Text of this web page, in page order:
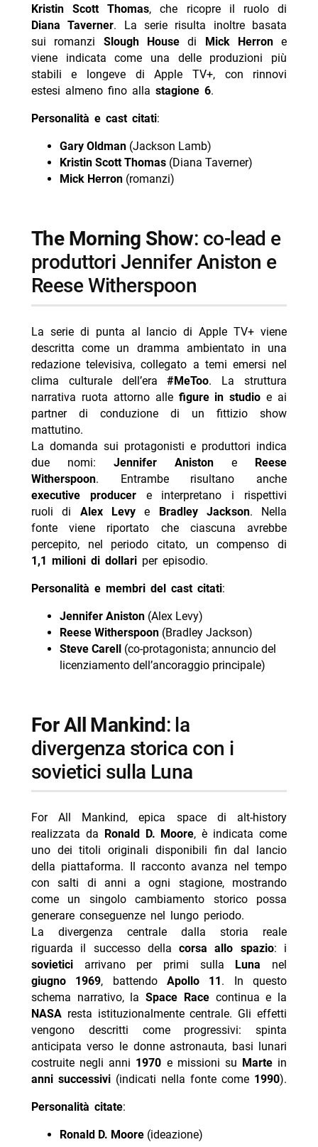
Kristin Scott Thomas, che ricopre il ruolo di
Diana Taverner. La serie risulta inoltre basata
sui romanzi Slough Housedi Mick Herrone
viene indicata come una delle produzioni più
stabili e longeve di Apple TV+, con rinnovi
estesi almeno fino alla stagione 6.
Personalità e cast citati:
Gary Oldman(Jackson Lamb)
Kristin Scott Thomas(Diana Taverner)
Mick Herron(romanzi)
The Morning Show: co-lead e
produttori Jennifer Aniston e
Reese Witherspoon
La serie di punta al lancio di Apple TV+ viene
descritta come un dramma ambientato in una
redazione televisiva, collegato a temi emersi nel
clima culturale dell’era#MeToo. La struttura
narrativa ruota attorno alle figure in studio e ai
partner di conduzione di un fittizio show
mattutino.
La domanda sui protagonisti e produttori indica
due nomi: Jennifer Aniston e Reese
Witherspoon. Entrambe risultano anche
executive producere interpretano i rispettivi
ruoli di Alex Levye Bradley Jackson. Nella
fonte viene riportato che ciascuna avrebbe
percepito, nel periodo citato, un compenso di
1,1 milioni di dollariper episodio.
Personalità e membri del cast citati:
Jennifer Aniston(Alex Levy)
Reese Witherspoon(Bradley Jackson)
Steve Carell(co-protagonista; annuncio del
licenziamento dell’ancoraggio principale)
For All Mankind: la
divergenza storica con i
sovietici sulla Luna
For All Mankind, epica space di alt-history
realizzata da Ronald D. Moore, è indicata come
uno dei titoli originali disponibili fin dal lancio
della piattaforma. Il racconto avanza nel tempo
con salti di anni a ogni stagione, mostrando
come un singolo cambiamento storico possa
generare conseguenze nel lungo periodo.
La divergenza centrale dalla storia reale
riguarda il successo dellacorsa allo spazio: i
sovieticiarrivano per primi sulla Luna nel
giugno 1969, battendo Apollo 11. In questo
schema narrativo, laSpace Racecontinua e la
NASAresta istituzionalmente centrale. Gli effetti
vengono descritti come progressivi: spinta
anticipata verso le donne astronauta, basi lunari
costruite negli anni 1970 e missioni su Martein
anni successivi(indicati nella fonte come 1990).
Personalità citate:
Ronald D. Moore(ideazione)